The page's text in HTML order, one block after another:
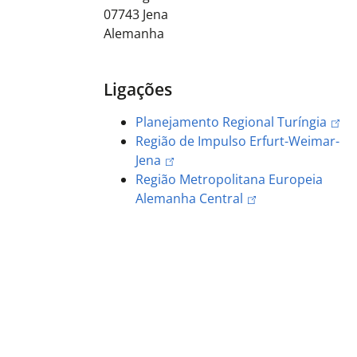
07743 Jena
Alemanha
Ligações
Planejamento Regional Turíngia
Região de Impulso Erfurt-Weimar-
Jena
Região Metropolitana Europeia
Alemanha Central